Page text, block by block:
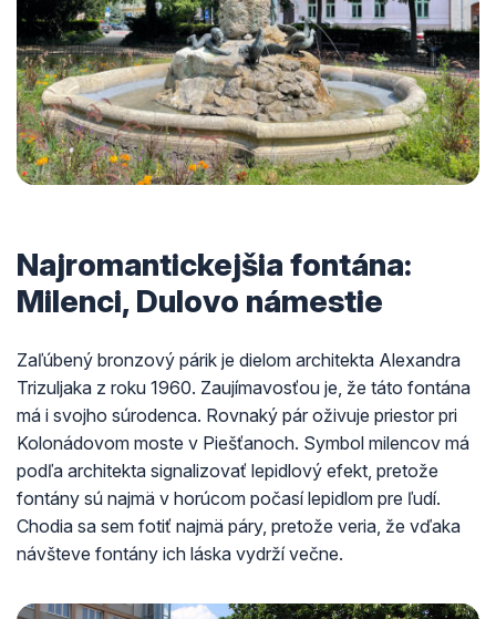
Najromantickejšia fontána:
Milenci, Dulovo námestie
Zaľúbený bronzový párik je dielom architekta Alexandra
Trizuljaka z roku 1960. Zaujímavosťou je, že táto fontána
má i svojho súrodenca. Rovnaký pár oživuje priestor pri
Kolonádovom moste v Piešťanoch. Symbol milencov má
podľa architekta signalizovať lepidlový efekt, pretože
fontány sú najmä v horúcom počasí lepidlom pre ľudí.
Chodia sa sem fotiť najmä páry, pretože veria, že vďaka
návšteve fontány ich láska vydrží večne.